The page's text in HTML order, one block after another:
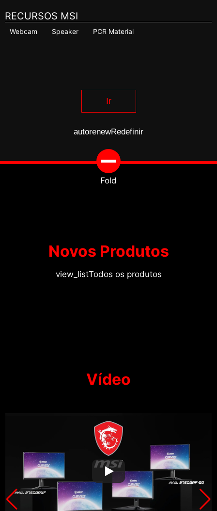
RECURSOS MSI
Webcam Speaker PCR Material
Ir
autorenewRedefinir
Fold
Novos Produtos
view_listTodos os produtos
Vídeo